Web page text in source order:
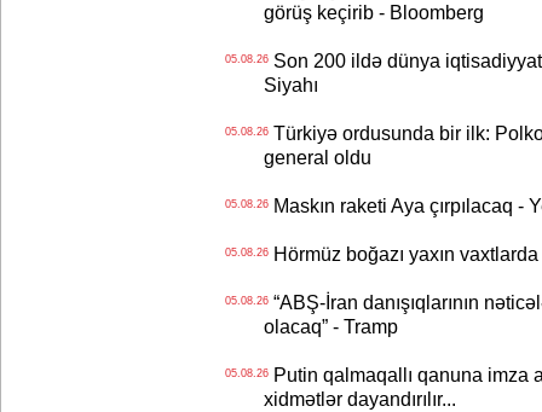
görüş keçirib - Bloomberg
05.08.26Son 200 ildə dünya
Siyahı
05.08.26Türkiyə ordusunda bir ilk:
general oldu
05.08.26Maskın raketi Aya çırpılacaq -
05.08.26Hörmüz boğazı yaxın
05.08.26“ABŞ-İran danışıqlarının
olacaq” - Tramp
05.08.26Putin qalmaqallı qanuna imza
xidmətlər dayandırılır...